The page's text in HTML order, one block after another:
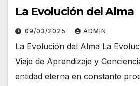
La Evolución del Alma
09/03/2025 ADMIN
La Evolución del Alma La
Viaje de Aprendizaje y
entidad eterna en constante